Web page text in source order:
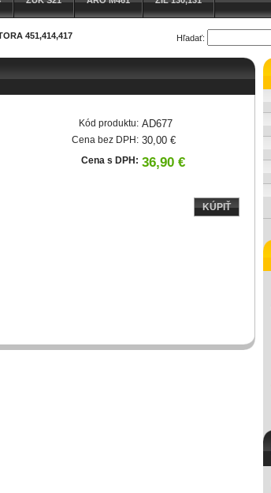
451,414,417 Hľadať:
Kód produktu: AD677
Cena bez DPH: 30,00 €
Cena s DPH: 36,90 €
KÚPIŤ